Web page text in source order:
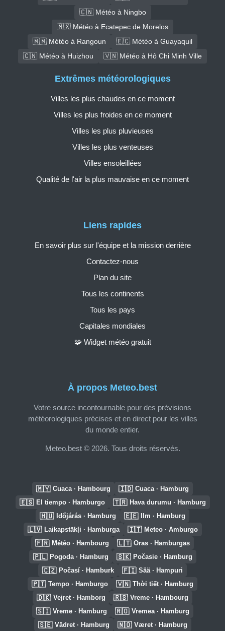
🇨🇳 Météo à Ningbo
🇲🇽 Météo à Ecatepec de Morelos
🇲🇲 Météo à Rangoun
🇪🇨 Météo à Guayaquil
🇨🇳 Météo à Huizhou
🇻🇳 Météo à Hô Chi Minh Ville
À propos Meteo.best
Votre source incontournable pour des prévisions
météorologiques précises et en direct pour les villes
du monde entier.
Meteo.best © 2026. Tous droits réservés.
Liens rapides
En savoir plus sur l'équipe et la mission derrière
Contactez-nous
Plan du site
Tous les continents
Tous les pays
Capitales mondiales
🧩 Widget météo gratuit
Extrêmes météorologiques
Villes les plus chaudes en ce moment
Villes les plus froides en ce moment
Villes les plus pluvieuses
Villes les plus venteuses
Villes ensoleillées
Qualité de l'air la plus mauvaise en ce moment
🇲🇾 Cuaca · Hambourg 🇮🇩 Cuaca · Hamburg
🇪🇸 El tiempo · Hamburgo 🇹🇷 Hava durumu · Hamburg
🇭🇺 Időjárás · Hamburg 🇪🇪 Ilm · Hamburg
🇱🇻 Laikapstākļi · Hamburga 🇮🇹 Meteo · Amburgo
🇫🇷 Météo · Hambourg 🇱🇹 Oras · Hamburgas
🇵🇱 Pogoda · Hamburg 🇸🇰 Počasie · Hamburg
🇨🇿 Počasí · Hamburk 🇫🇮 Sää · Hampuri
🇵🇹 Tempo · Hamburgo 🇻🇳 Thời tiết · Hamburg
🇩🇰 Vejret · Hamborg 🇷🇸 Vreme · Hambourg
🇸🇮 Vreme · Hamburg 🇷🇴 Vremea · Hamburg
🇸🇪 Vädret · Hamburg 🇳🇴 Været · Hamburg